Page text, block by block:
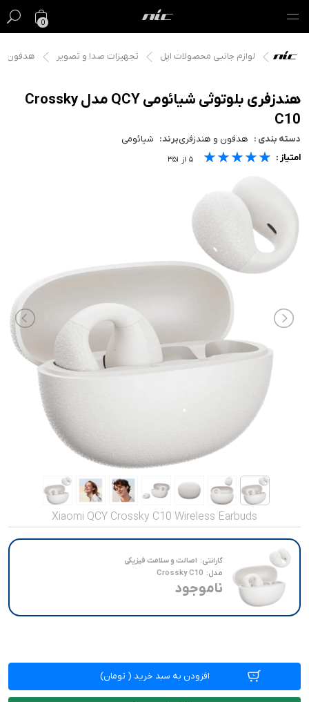
0
گیفت کارت
فروش ویژه
آیفون
آیپد
ایرپاد
لوازم جانبی
قیمت روز
خواندنی ها
لوازم جانبی محصولات اپل تجهیزات صدا و تصویر هدفون و
Xiaomi QCY Crossky C10 Wireless Earbuds
گارانتی: اصالت و سلامت فیزیکی
مدل: Crossky C10
ناموجود
افزودن به سبد خرید ( تومان)
هندزفری بلوتوثی شیائومی QCY مدل Crossky
C10
دسته بندی : هدفون و هندزفریبرند: شیائومی
امتیاز : ★★★★★
★★★★★
★★★★★ ۵ از ۳۵۱